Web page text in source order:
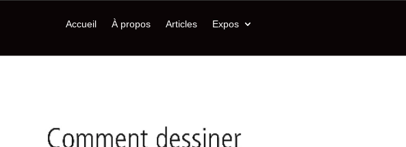
Accueil À propos Articles Expos